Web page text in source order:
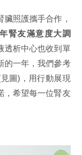
照護攜手合作，
腎友滿意度大調
透析中心也收到單
的一年，我們參考
圖)，用行動展現
，希望每一位腎友